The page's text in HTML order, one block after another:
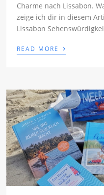
Charme nach Lissabon.
zeige ich dir in diesem
Lissabon
READ MORE ›